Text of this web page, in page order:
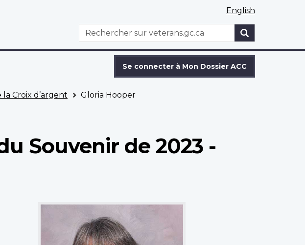
English
WxT
Search
Rechercher
Se connecter à Mon Dossier ACC
Croix d’argent Gloria Hooper
Souvenir de 2023 -